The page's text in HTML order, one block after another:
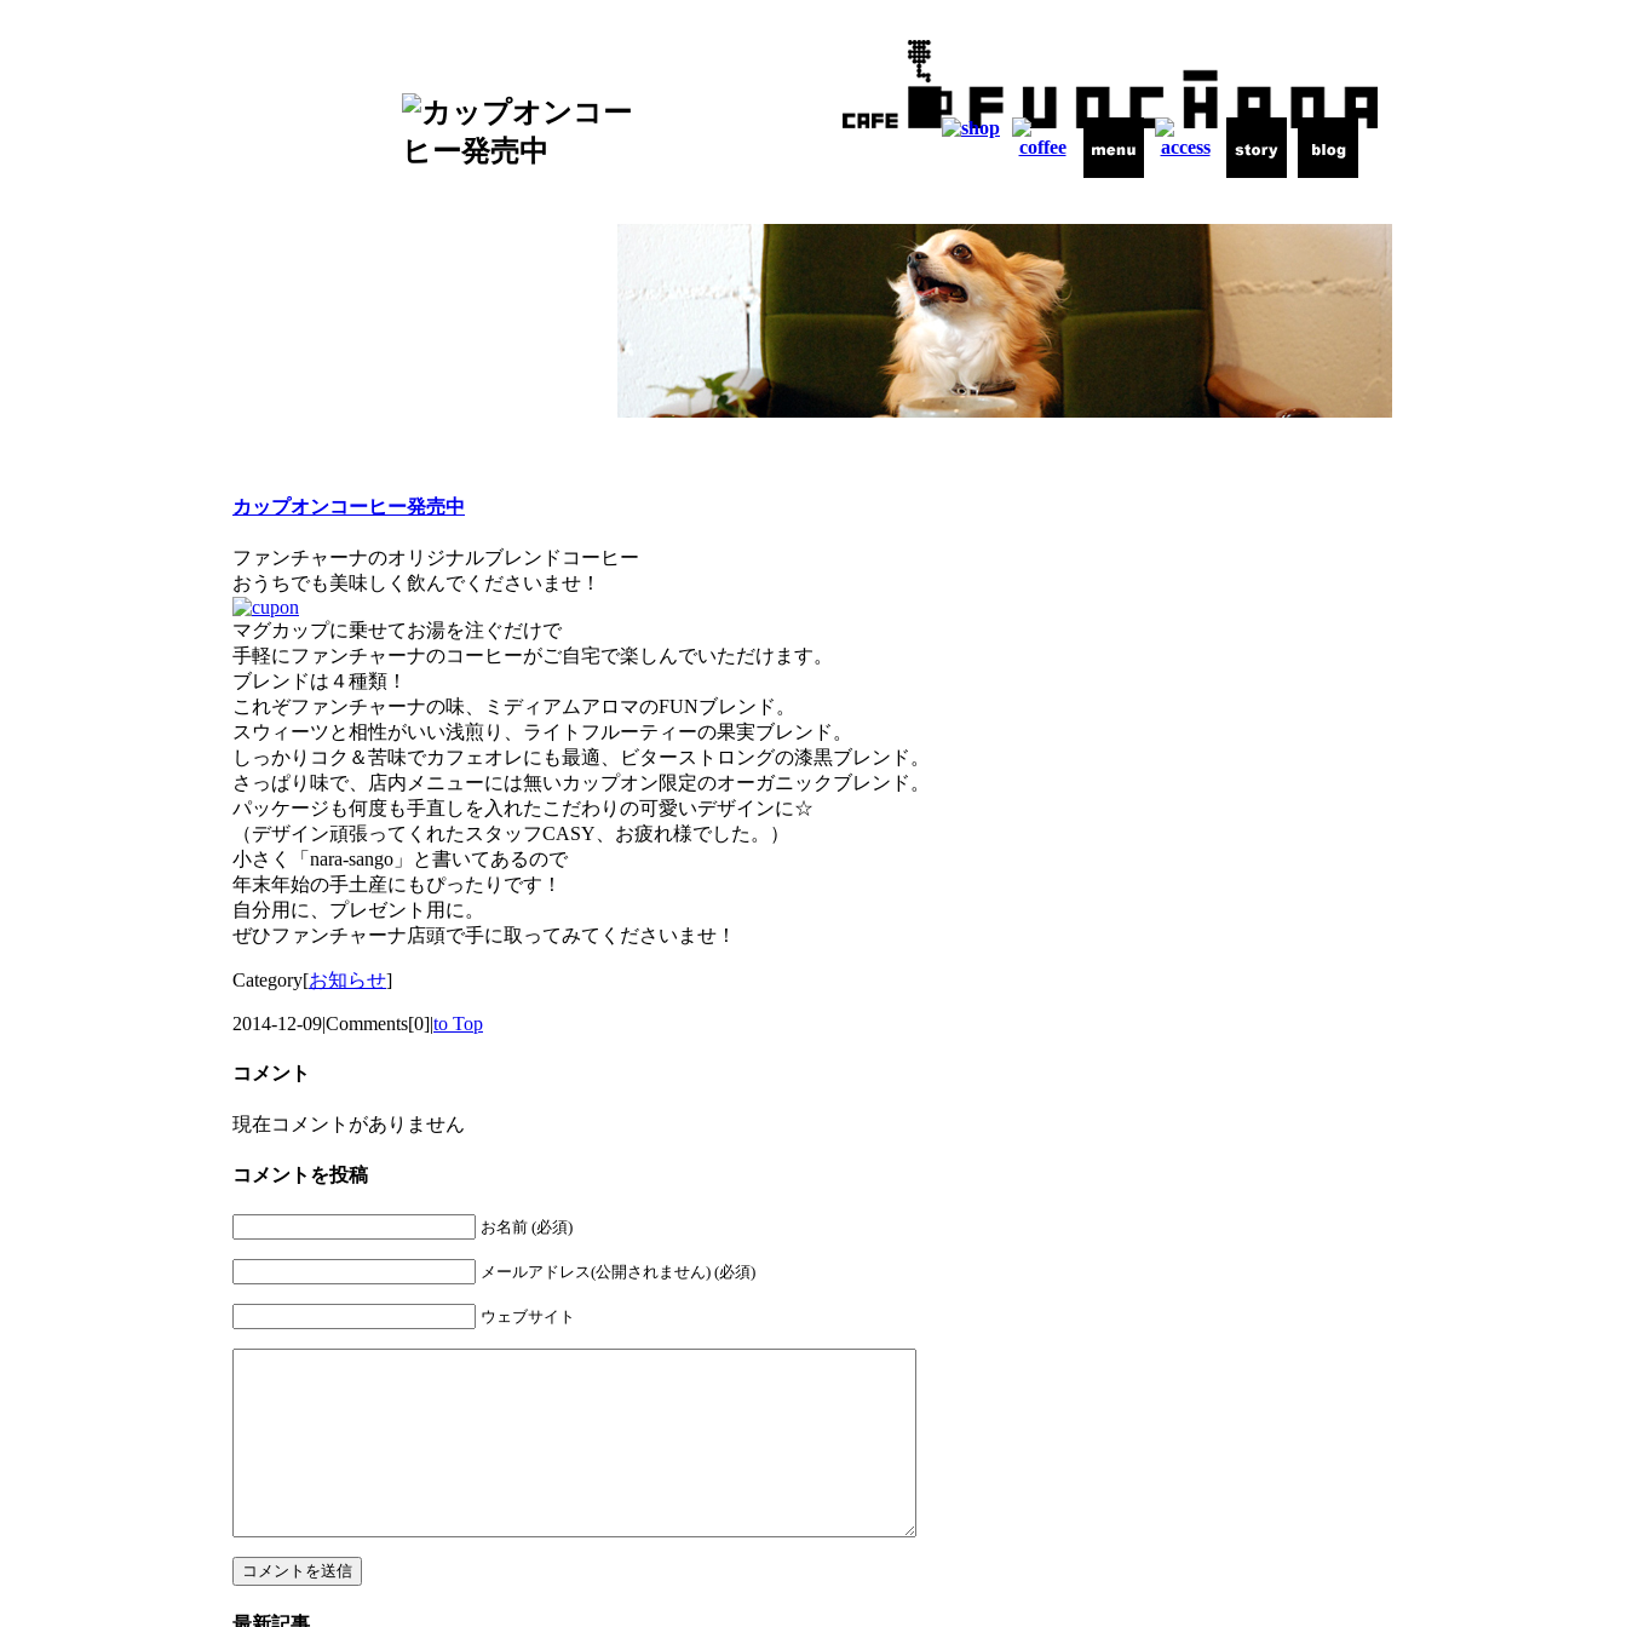
カップオンコーヒー発売中
ファンチャーナのオリジナルブレンドコーヒー
おうちでも美味しく飲んでくださいませ！
マグカップに乗せてお湯を注ぐだけで
手軽にファンチャーナのコーヒーがご自宅で楽しんでいただけます。
ブレンドは４種類！
これぞファンチャーナの味、ミディアムアロマのFUNブレンド。
スウィーツと相性がいい浅煎り、ライトフルーティーの果実ブレンド。
しっかりコク＆苦味でカフェオレにも最適、ビターストロングの漆黒ブレンド。
さっぱり味で、店内メニューには無いカップオン限定のオーガニックブレンド。
パッケージも何度も手直しを入れたこだわりの可愛いデザインに☆
（デザイン頑張ってくれたスタッフCASY、お疲れ様でした。）
小さく「nara-sango」と書いてあるので
年末年始の手土産にもぴったりです！
自分用に、プレゼント用に。
ぜひファンチャーナ店頭で手に取ってみてくださいませ！
Category[お知らせ]
2014-12-09|Comments[0]|to Top
コメント
現在コメントがありません
コメントを投稿
お名前 (必須)
メールアドレス(公開されません) (必須)
ウェブサイト